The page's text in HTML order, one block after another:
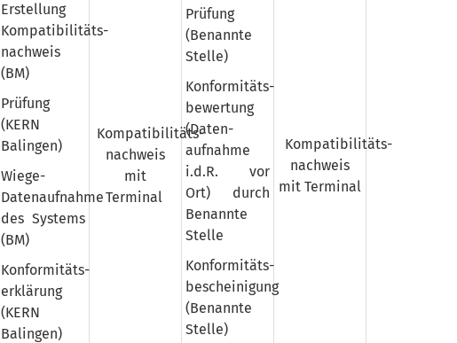
Erstellung
Kompatibilitäts­
nachweis
(BM)
Prüfung
(KERN
Balingen)
Wiege-
Datenaufnahme
des Systems
(BM)
Konformitäts­
erklärung
(KERN
Balingen)
Kompatibilitäts­
nachweis
mit
Terminal
Prüfung
(Benannte
Stelle)
Konformitäts­
bewertung
(Daten­
aufnahme
i.d.R. vor
Ort) durch
Benannte
Stelle
Konformitäts­
bescheinigung
(Benannte
Stelle)
Kompatibilitäts­
nachweis
mit Terminal